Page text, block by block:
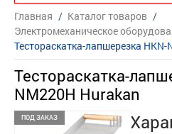
Главная / Каталог товаров /
Электромеханическое
Тестораскатка-лапшерезка
Тестораскатка-
NM220H Hurakan
ПОД ЗАКАЗ